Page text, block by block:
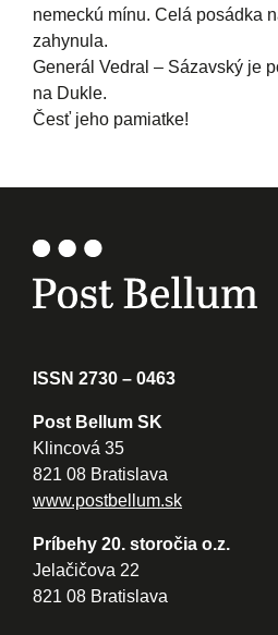
nemeckú mínu. Celá posádka
zahynula.
Generál Vedral – Sázavský je
na Dukle.
Česť jeho pamiatke!
ISSN 2730 – 0463
Post Bellum SK
Klincová 35
821 08 Bratislava
www.postbellum.sk
Príbehy 20. storočia o.z.
Jelačičova 22
821 08 Bratislava